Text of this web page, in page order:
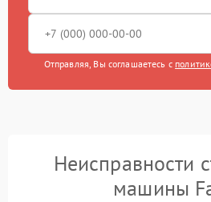
Отправляя, Вы соглашаетесь с
Неисправности
машины